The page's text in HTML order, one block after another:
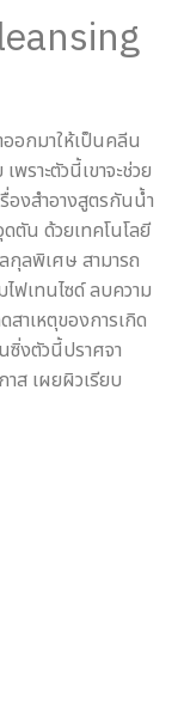
อกมาให้เป็นคลีน
ราะตัวนี้เขาจะช่วย
องสำอางสูตรกันน้ำ
ตัน ด้วยเทคโนโลยี
ลพิเศษ สามารถ
ฟเทนไซด์ ลบความ
าเหตุของการเกิด
ซิ่งตัวนี้ปราศจา
ส เผยผิวเรียบ